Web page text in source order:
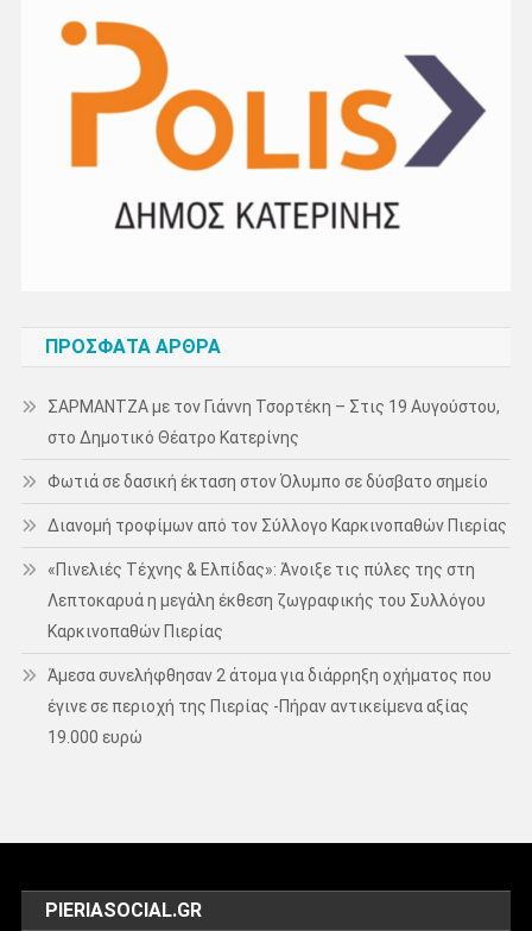
ΠΡΌΣΦΑΤΑ ΆΡΘΡΑ
ΣΑΡΜΑΝΤΖΑ με τον Γιάννη Τσορτέκη – Στις 19 Αυγούστου,
στο Δημοτικό Θέατρο Κατερίνης
Φωτιά σε δασική έκταση στον Όλυμπο σε δύσβατο σημείο
Διανομή τροφίμων από τον Σύλλογο Καρκινοπαθών Πιερίας
«Πινελιές Τέχνης & Ελπίδας»: Άνοιξε τις πύλες της στη
Λεπτοκαρυά η μεγάλη έκθεση ζωγραφικής του Συλλόγου
Καρκινοπαθών Πιερίας
Άμεσα συνελήφθησαν 2 άτομα για διάρρηξη οχήματος που
έγινε σε περιοχή της Πιερίας -Πήραν αντικείμενα αξίας
19.000 ευρώ
PIERIASOCIAL.GR